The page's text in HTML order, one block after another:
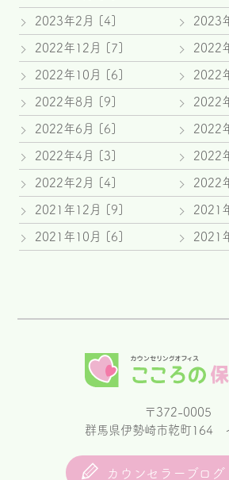
2023年2月 [4] 2023
2022年12月 [7] 2022
2022年10月 [6] 2022
2022年8月 [9] 2022
2022年6月 [6] 2022
2022年4月 [3] 2022
2022年2月 [4] 2022
2021年12月 [9] 2021
2021年10月 [6] 2021
〒372-0005
群馬県伊勢崎市乾町164
カウンセラーブログ